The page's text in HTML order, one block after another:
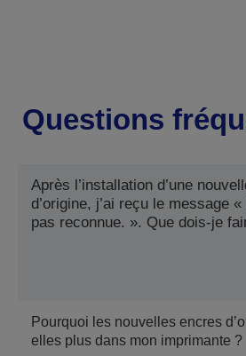
Questions
Après l’installation d’une
d’origine, j’ai reçu le message
pas reconnue. ». Que dois-je
Pourquoi les nouvelles encres
elles plus dans mon imprimante ?